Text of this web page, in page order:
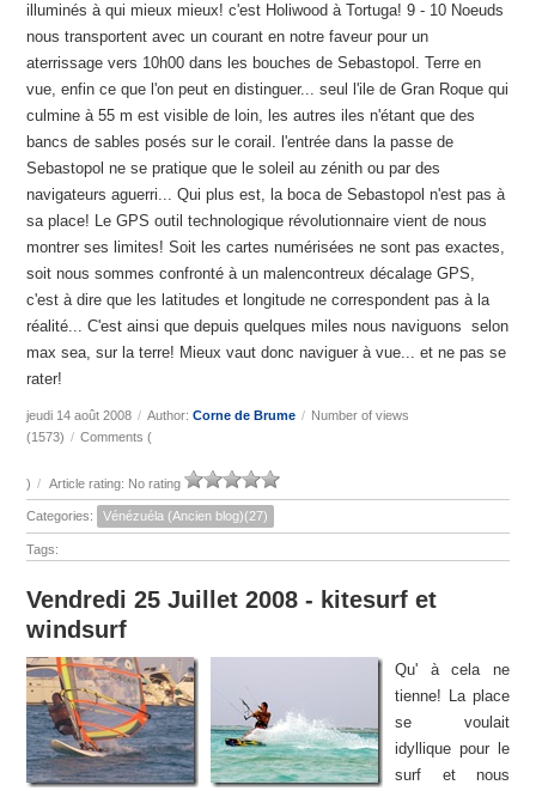
illuminés à qui mieux mieux! c'est Holiwood à Tortuga! 9 - 10 Noeuds
nous transportent avec un courant en notre faveur pour un
aterrissage vers 10h00 dans les bouches de Sebastopol. Terre en
vue, enfin ce que l'on peut en distinguer... seul l'ile de Gran Roque qui
culmine à 55 m est visible de loin, les autres iles n'étant que des
bancs de sables posés sur le corail. l'entrée dans la passe de
Sebastopol ne se pratique que le soleil au zénith ou par des
navigateurs aguerri... Qui plus est, la boca de Sebastopol n'est pas à
sa place! Le GPS outil technologique révolutionnaire vient de nous
montrer ses limites! Soit les cartes numérisées ne sont pas exactes,
soit nous sommes confronté à un malencontreux décalage GPS,
c'est à dire que les latitudes et longitude ne correspondent pas à la
réalité... C'est ainsi que depuis quelques miles nous naviguons selon
max sea, sur la terre! Mieux vaut donc naviguer à vue... et ne pas se
rater!
jeudi 14 août 2008 / Author:Corne de Brume / Number of views
(1573) / Comments (
) / Article rating: No rating
Categories: Vénézuéla (Ancien blog)(27)
Tags:
Vendredi 25 Juillet 2008 - kitesurf et
windsurf
Qu' à cela ne
tienne! La place
se voulait
idyllique pour le
surf et nous